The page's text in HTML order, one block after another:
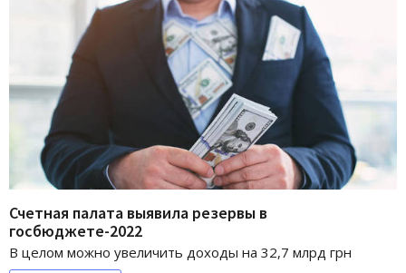
Счетная палата выявила резервы в
госбюджете-2022
В целом можно увеличить доходы на 32,7 млрд грн